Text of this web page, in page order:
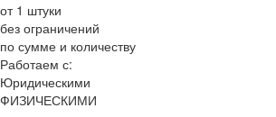
от 1 штуки
без ограничений
по сумме и количеству
Работаем с:
Юридическими
ФИЗИЧЕСКИМИ